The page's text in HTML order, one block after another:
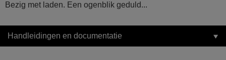
Bezig met laden. Een ogenblik geduld...
Handleidingen en documentatie